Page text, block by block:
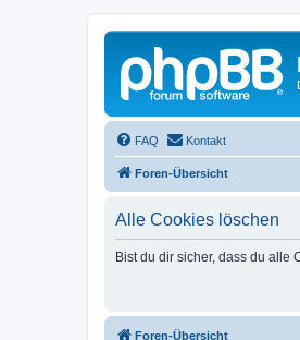
FAQ Kontakt
Foren-Übersicht
Alle Cookies löschen
Bist du dir sicher, dass du alle
Foren-Übersicht